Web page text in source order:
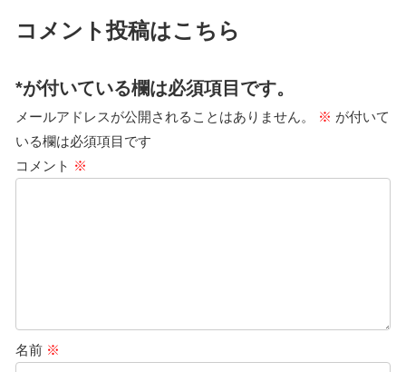
コメント投稿はこちら
*が付いている欄は必須項目です。
メールアドレスが公開されることはありません。 ※ が付いて
いる欄は必須項目です
コメント ※
名前 ※